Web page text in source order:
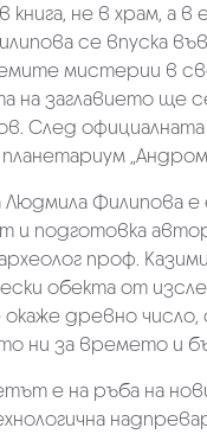
книга, не в храм, а в
се впуска
мистерии в
на заглавието ще
След
Людмила Филипова
и подготовка
проф.
обекта от
древно
ни за времето и
е на ръба на